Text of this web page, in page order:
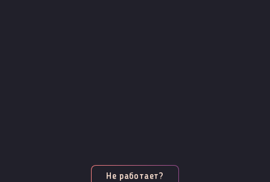
Не работает?